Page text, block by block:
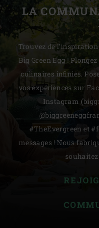
LA
Trouvez de
Big Green Egg !
culinaires infinies.
vos expériences sur
Instagram
#TheEvergreen et
messages ! Nous